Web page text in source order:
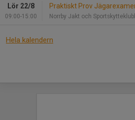
Lör 22/8
09:00-15:00
Praktiskt Prov
Norrby Jakt och
Hela kalendern